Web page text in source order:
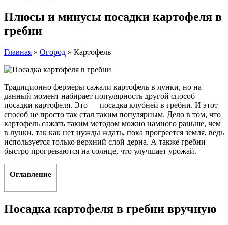
Плюсы и минусы посадки картофеля в
гребни
Главная » Огород » Картофель
Традиционно фермеры сажали картофель в лунки, но на
данный момент набирает популярность другой способ
посадки картофеля. Это — посадка клубней в гребни. И этот
способ не просто так стал таким популярным. Дело в том, что
картофель сажать таким методом можно намного раньше, чем
в лунки, так как нет нужды ждать, пока прогреется земля, ведь
используется только верхний слой дерна. А также гребни
быстро прогреваются на солнце, что улучшает урожай.
Оглавление
Посадка картофеля в гребни вручную